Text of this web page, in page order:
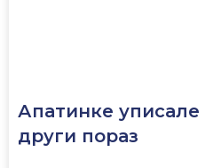
Апатинке уписале
други пораз